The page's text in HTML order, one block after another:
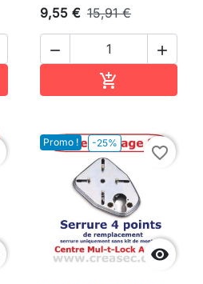
9,55 € 15,91 €
 

Promo ! -25%

favorite_border